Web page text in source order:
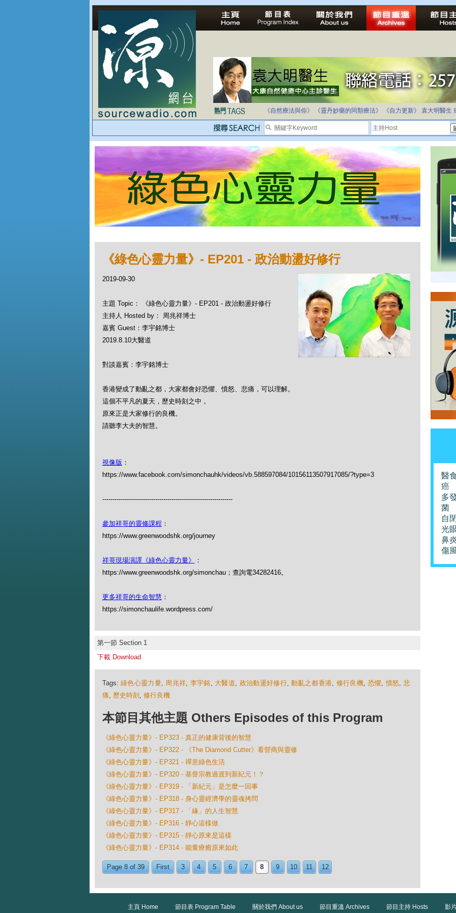
法治社會並不等同公正社會
自家教育合法化-推動多元化教育，全民學卷制
《自然療法與你》
《靈丹妙藥的同類療法》 《自力更新》 袁大明醫生
《綠色心靈力量》- EP201 - 政治動盪好修行
2019-09-30
主題 Topic： 《綠色心靈力量》- EP201 - 政治動盪好修行
主持人 Hosted by： 周兆祥博士
嘉賓 Guest：李宇銘博士
2019.8.10大醫道
對談嘉賓：李宇銘博士
香港變成了動亂之都，大家都會好恐懼、憤怒、悲痛，可以理解。
這個不平凡的夏天，歷史時刻之中，
原來正是大家修行的良機。
請聽李大夫的智慧。
視像版 ：
https://www.facebook.com/simonchauhk/videos/vb.588597084/10156113507917085/?type=3
----------------------------------------------------------------
參加祥哥的靈修課程 ：
https://www.greenwoodshk.org/journey
祥哥現場演譯《綠色心靈力量》
：
https://www.greenwoodshk.org/simonchau；查詢電34282416。
更多祥哥的生命智慧：
https://simonchaulife.wordpress.com/
第一節 Section 1
下載 Download
Tags: 綠色心靈力量, 周兆祥, 李宇銘, 大醫道, 政治動盪好修行,動亂之都香港, 修行良機, 恐懼,憤怒, 悲
痛, 歷史時刻 , 修行良機
本節目其他主題 Others Episodes of this Program
《綠色心靈力量》- EP323 - 真正的健康背後的智慧
《綠色心靈力量》- EP322 - 《The Diamond Cutter》看營商與靈修
《綠色心靈力量》- EP321 - 禪意綠色生活
《綠色心靈力量》- EP320 - 基督宗教過渡到新紀元！？
《綠色心靈力量》- EP319 - 「新紀元」是怎麼一回事
《綠色心靈力量》- EP318 - 身心靈經濟學的靈魂拷問
《綠色心靈力量》- EP317 - 「緣」的人生智慧
《綠色心靈力量》- EP316 - 靜心這樣做
《綠色心靈力量》- EP315 - 靜心原來是這樣
《綠色心靈力量》- EP314 - 能量療癒原來如此
Page 8 of 39 First 3 4 5 6 7 8 9 10 11 12
醫
癌
多
菌
自
光
鼻
傷
主頁 Home 節目表 Program Table 關於我們 About us 節目重溫 Archives 節目主持 Hosts 影